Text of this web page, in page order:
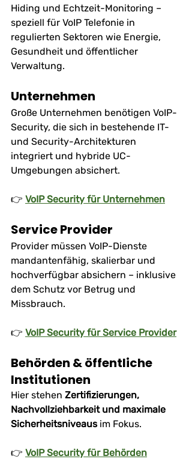
Hiding und Echtzeit-Monitoring –
speziell für VoIP Telefonie in
regulierten Sektoren wie Energie,
Gesundheit und öffentlicher
Verwaltung.
Unternehmen
Große Unternehmen benötigen VoIP-
Security, die sich in bestehende IT-
und Security-Architekturen
integriert und hybride UC-
Umgebungen absichert.
👉 VoIP Security für Unternehmen
Service Provider
Provider müssen VoIP-Dienste
mandantenfähig, skalierbar und
hochverfügbar absichern – inklusive
dem Schutz vor Betrug und
Missbrauch.
👉 VoIP Security für Service Provider
Behörden & öffentliche
Institutionen
Hier stehen Zertifizierungen,
Nachvollziehbarkeit und maximale
Sicherheitsniveaus im Fokus.
👉 VoIP Security für Behörden